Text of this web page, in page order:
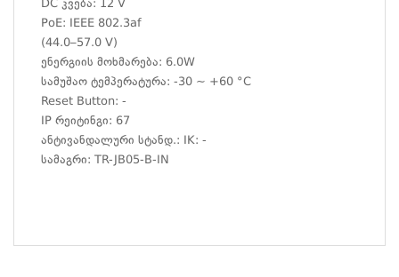
DC კვება: 12 V
PoE: IEEE 802.3af
(44.0–57.0 V)
ენერგიის მოხმარება: 6.0W
სამუშაო ტემპერატურა: -30 ~ +60 °C
Reset Button: -
IP რეიტინგი: 67
ანტივანდალური სტანდ.: IK: -
სამაგრი: TR-JB05-B-IN